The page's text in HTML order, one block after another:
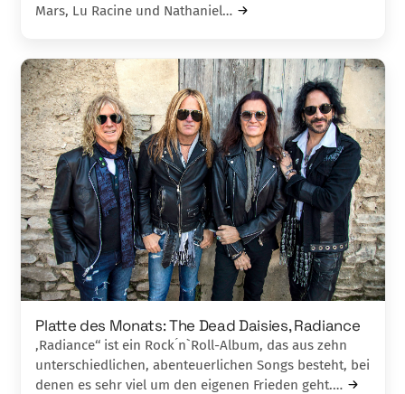
Mars, Lu Racine und Nathaniel…
Platte des Monats: The Dead Daisies, Radiance
,Radiance‘‘ ist ein Rock ́n`Roll-Album, das aus zehn
unterschiedlichen, abenteuerlichen Songs besteht, bei
denen es sehr viel um den eigenen Frieden geht.…